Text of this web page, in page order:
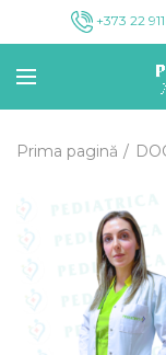
+373 22
Prima pagină